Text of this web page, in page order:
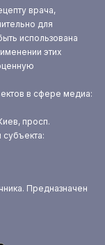
врача,
для
использована
этих
в сфере медиа:
просп.
Предназначен